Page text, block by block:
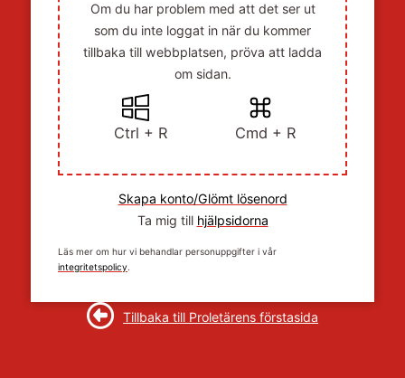
Om du har problem med att det ser ut
som du inte loggat in när du kommer
tillbaka till webbplatsen, pröva att ladda
om sidan.
Ctrl + R Cmd + R
Skapa konto/Glömt lösenord
Ta mig till hjälpsidorna
Läs mer om hur vi behandlar personuppgifter i vår
integritetspolicy.
Tillbaka till Proletärens förstasida